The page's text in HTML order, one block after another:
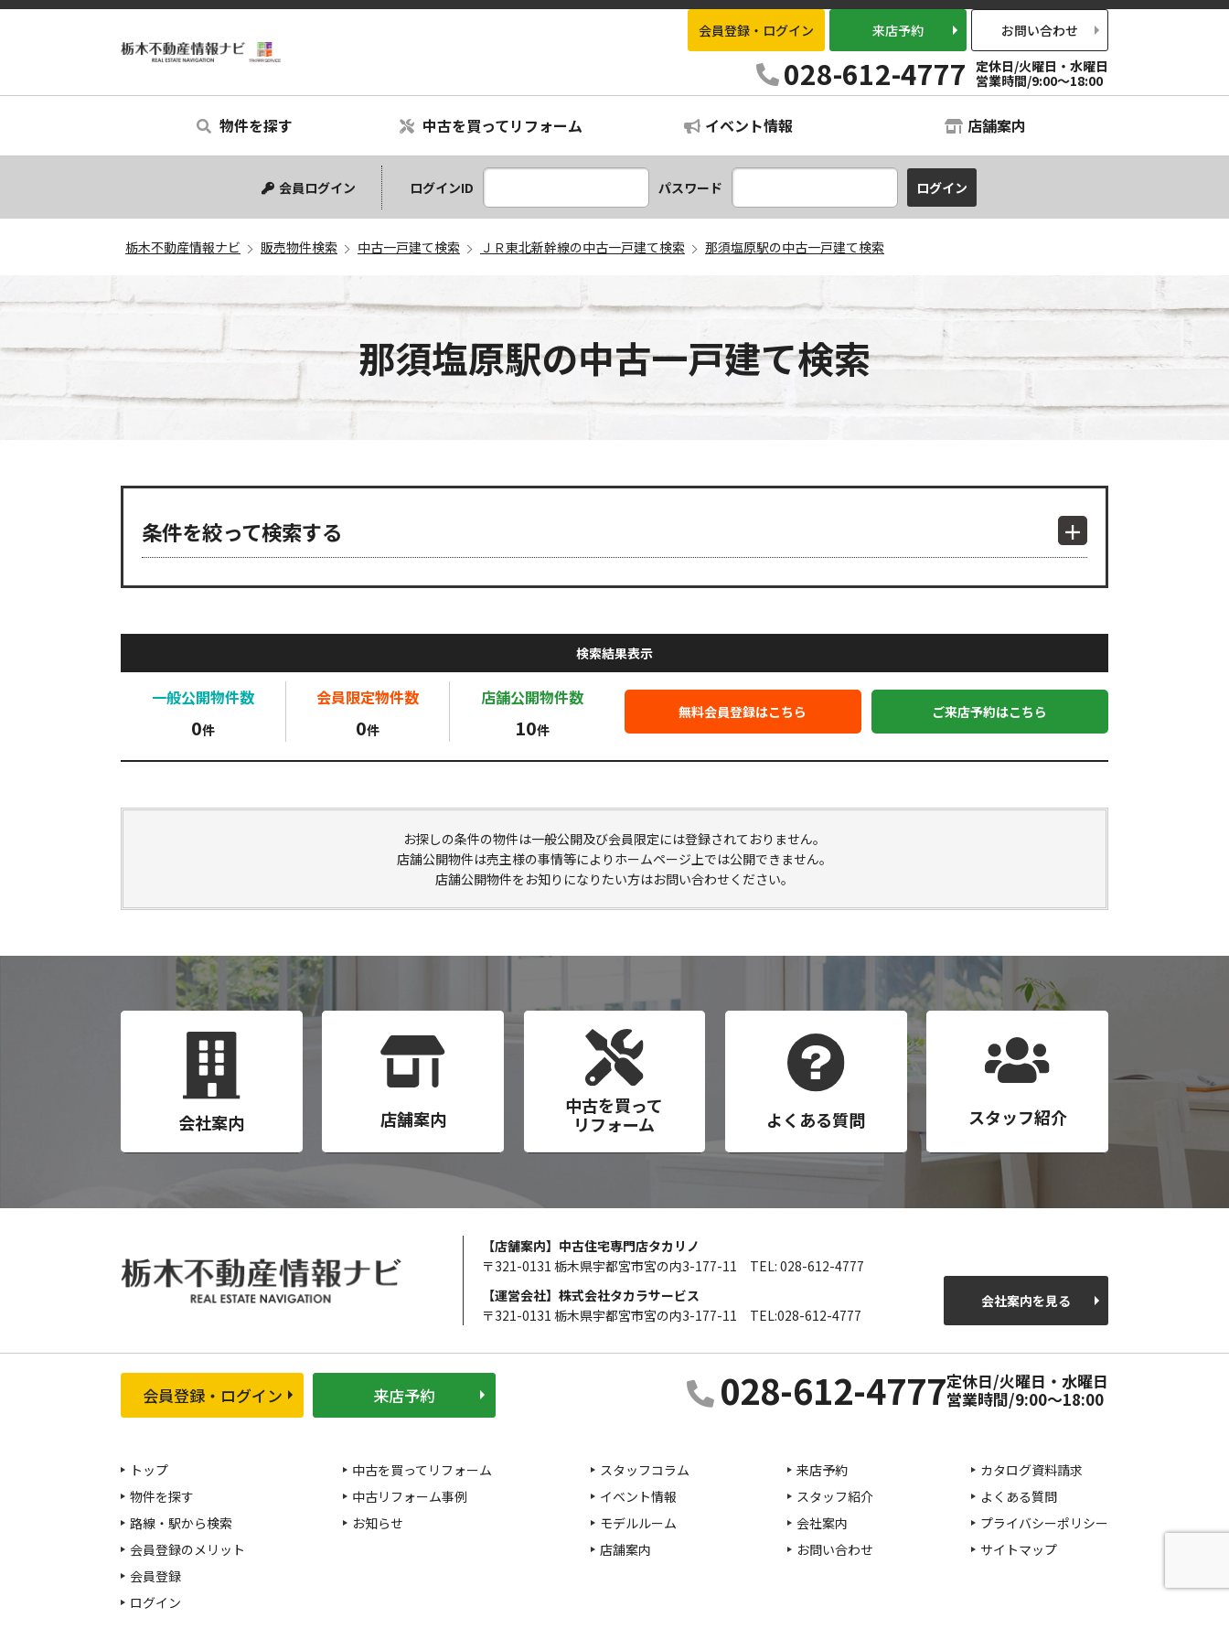
会員登録・ログイン 来店予約 お問い合わせ
028-612-4777 定休日/火曜日・水曜日
営業時間/9:00～18:00
物件を探す
中古一戸建て
中古マンション
土地
新築一戸建て
中古を買ってリフォーム イベント情報 店舗案内
会員ログイン ログインID パスワード
栃木不動産情報ナビ 販売物件検索 中古一戸建て検索 ＪＲ東北新幹線の中古一戸建て検索 那須塩原駅の中古一戸建て検索
那須塩原駅の中古一戸建て検索
条件を絞って検索する
検索結果表示
一般公開物件数
0件
会員限定物件数
0件
店舗公開物件数
10件
無料会員登録はこちら ご来店予約はこちら
お探しの条件の物件は一般公開及び会員限定には登録されておりません。
店舗公開物件は売主様の事情等によりホームページ上では公開できません。
店舗公開物件をお知りになりたい方はお問い合わせください。
会社案内 店舗案内
中古を買って
リフォーム
よくある質問 スタッフ紹介
【店舗案内】中古住宅専門店タカリノ
〒321-0131 栃木県宇都宮市宮の内3-177-11 TEL: 028-612-4777
【運営会社】株式会社タカラサービス
〒321-0131 栃木県宇都宮市宮の内3-177-11 TEL:028-612-4777
会社案内を見る
会員登録・ログイン 来店予約 028-612-4777定休日/火曜日・水曜日
営業時間/9:00～18:00
トップ
物件を探す
路線・駅から検索
会員登録のメリット
会員登録
ログイン
中古を買ってリフォーム
中古リフォーム事例
お知らせ
スタッフコラム
イベント情報
モデルルーム
店舗案内
来店予約
スタッフ紹介
会社案内
お問い合わせ
カタログ資料請求
よくある質問
プライバシーポリシー
サイトマップ